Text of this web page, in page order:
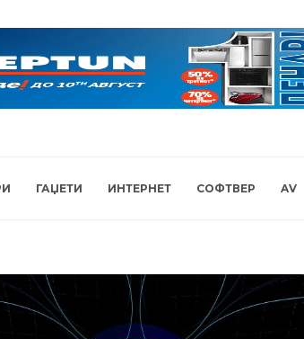
ГАЏЕТИ ИНТЕРНЕТ СОФТВЕР AV